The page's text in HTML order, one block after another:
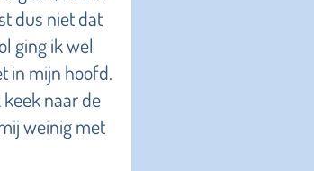
dus niet dat
ging ik wel
in mijn hoofd.
naar de
weinig met